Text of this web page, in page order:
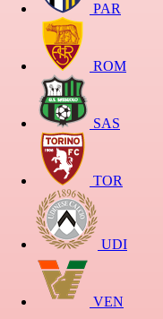
PAR
ROM
SAS
TOR
UDI
VEN